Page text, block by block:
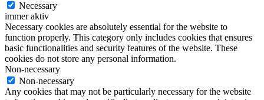
Necessary
immer aktiv
Necessary cookies are absolutely essential for the website to
function properly. This category only includes cookies that ensures
basic functionalities and security features of the website. These
cookies do not store any personal information.
Non-necessary
Non-necessary
Any cookies that may not be particularly necessary for the website